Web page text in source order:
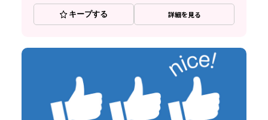
キープする 詳細を見る